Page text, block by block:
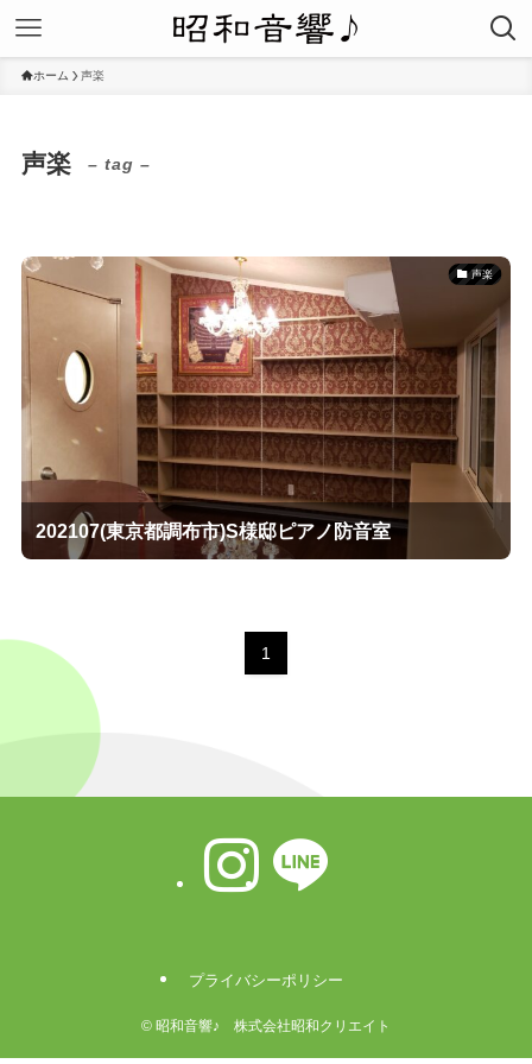
ホーム 声楽
声楽 – tag –
声楽
202107(東京都調布市)S様邸ピアノ防音室
1
プライバシーポリシー
© 昭和音響♪ 株式会社昭和クリエイト